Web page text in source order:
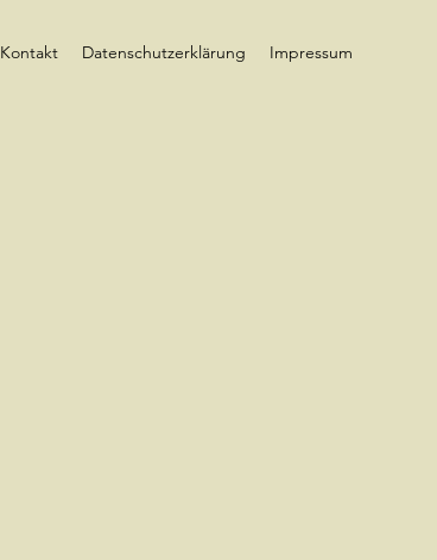
Kontakt Datenschutzerklärung Impressum